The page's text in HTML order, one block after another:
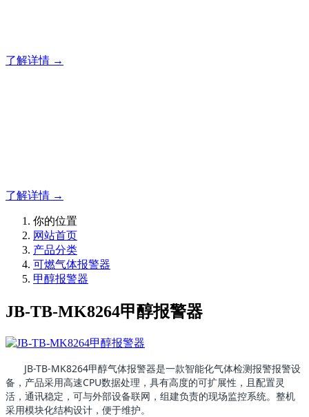
了解详情 →
了解详情 →
你的位置
网站首页
产品分类
可燃气体报警器
甲醇报警器
JB-TB-MK8264甲醇报警器
JB-TB-MK8264甲醇气体报警器是一款智能化气体检测报警报警设
备，产品采用高速CPU数据处理，具有高度的可扩展性，且配置灵
活，通讯稳定，可与外部设备联网，组建负责的现场监控系统。整机
采用模块化结构设计，便于维护。